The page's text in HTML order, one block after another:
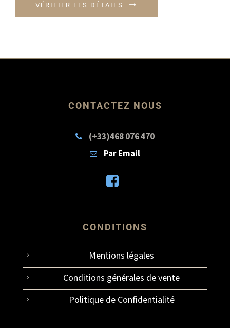
VÉRIFIER LES DÉTAILS
CONTACTEZ NOUS
(+33)468 076 470
Par Email
CONDITIONS
Mentions légales
Conditions générales de vente
Politique de Confidentialité